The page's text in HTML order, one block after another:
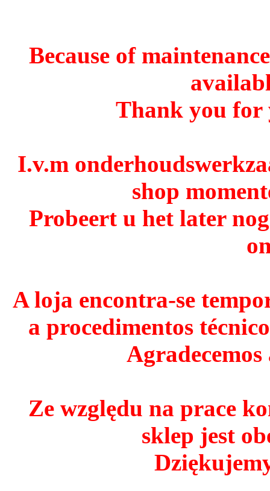
Because of
Thank you for
I.v.m
shop
Probeert u het later
A loja encontra-se
a procedimentos
Agradecemos
Ze względu na prace
sklep jest